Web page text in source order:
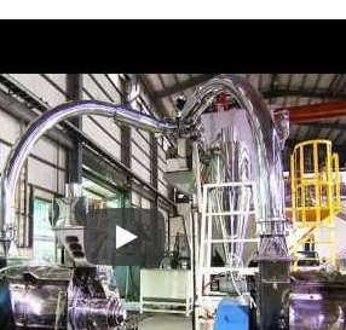
ターボミル粉砕システム